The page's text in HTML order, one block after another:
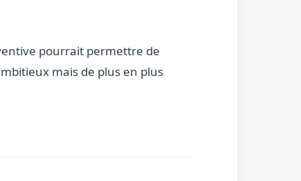
pourrait permettre de
mais de plus en plus